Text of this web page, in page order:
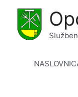
content